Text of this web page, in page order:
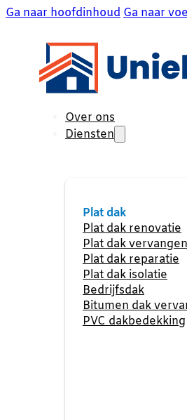
Ga naar hoofdinhoud Ga naar
Over ons
Diensten
Plat dak
Plat dak renovatie
Plat dak vervangen
Plat dak reparatie
Plat dak isolatie
Bedrijfsdak
Bitumen dak
PVC dakbedekking